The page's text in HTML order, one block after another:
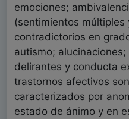
emociones;
(sentimientos múltiples
contradictorios en
autismo; alucinaciones;
delirantes y conducta
trastornos afectivos son
caracterizados por
estado de ánimo y en